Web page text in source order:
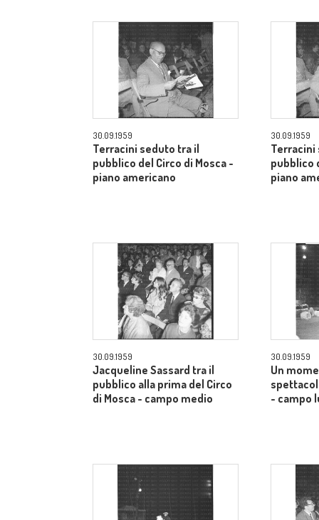
30.09.1959
Terracini seduto tra il
pubblico del Circo di Mosca -
piano americano
30.09.1959
Terracini
pubblico
piano
30.09.1959
Jacqueline Sassard tra il
pubblico alla prima del Circo
di Mosca - campo medio
30.09.1959
Un
- campo